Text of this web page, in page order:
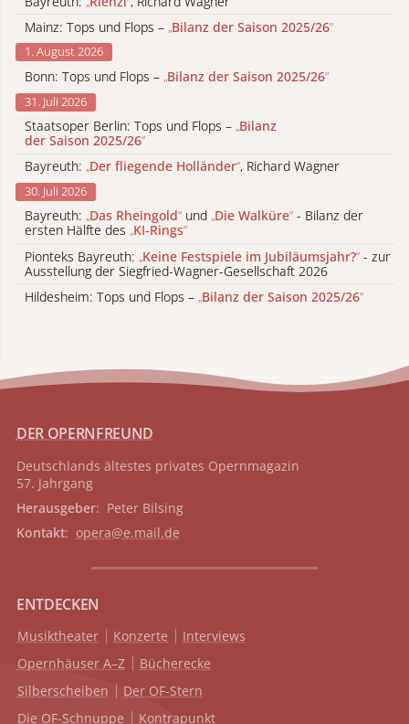
Mainz: Tops und Flops – „Bilanz der Saison 2025/26“
1. August 2026
Bonn: Tops und Flops – „Bilanz der Saison 2025/26“
31. Juli 2026
Staatsoper Berlin: Tops und Flops – „Bilanz
der Saison 2025/26“
Bayreuth: „Der fliegende Holländer“, Richard Wagner
30. Juli 2026
Bayreuth: „Das Rheingold“ und „Die Walküre“ - Bilanz der
ersten Hälfte des „KI-Rings“
Pionteks Bayreuth: „Keine Festspiele im Jubiläumsjahr?“ - zur
Ausstellung der Siegfried-Wagner-Gesellschaft 2026
Hildesheim: Tops und Flops – „Bilanz der Saison 2025/26“
DER OPERNFREUND
Deutschlands ältestes privates Opernmagazin
57. Jahrgang
Herausgeber: Peter Bilsing
Kontakt: opera@e.mail.de
ENTDECKEN
Musiktheater Konzerte
Interviews
Opernhäuser A–Z
Bücherecke
Silberscheiben
Der OF-Stern
Die OF-Schnuppe
Kontrapunkt